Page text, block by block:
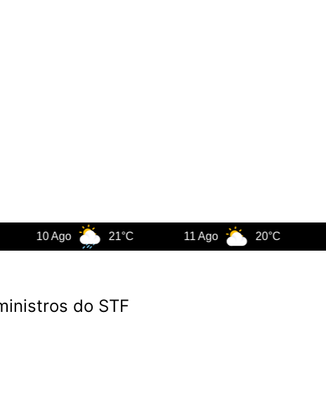
10 Ago 21°C 11 Ago 20°C 12
do STF